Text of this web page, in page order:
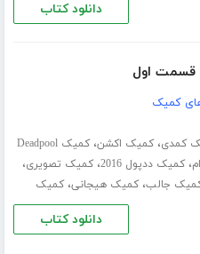
دانلود کتاب
کمیک
کمدی،کمیک اکشن،
کمیک Deadpool
،کمیک ددپول 2016 ،کمیک تصویری،
جالب،کمیک هیجانی،کمیک
دانلود کتاب